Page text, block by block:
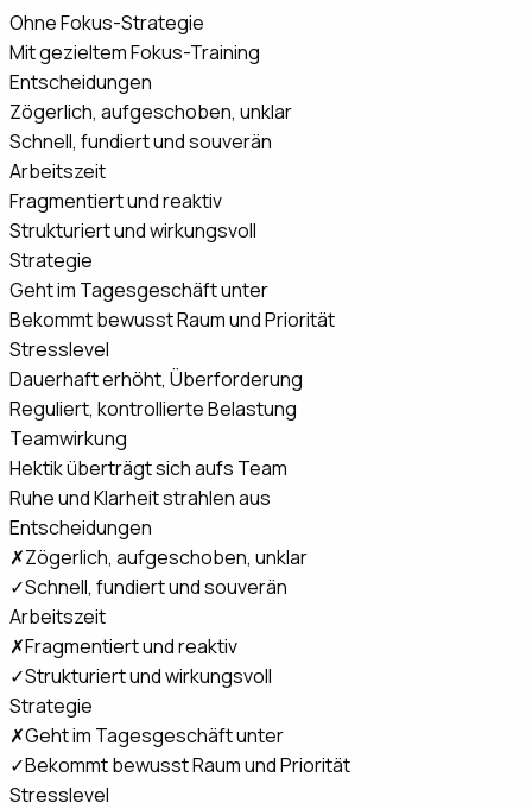
Ohne Fokus-Strategie
Mit gezieltem Fokus-Training
Entscheidungen
Zögerlich, aufgeschoben, unklar
Schnell, fundiert und souverän
Arbeitszeit
Fragmentiert und reaktiv
Strukturiert und wirkungsvoll
Strategie
Geht im Tagesgeschäft unter
Bekommt bewusst Raum und Priorität
Stresslevel
Dauerhaft erhöht, Überforderung
Reguliert, kontrollierte Belastung
Teamwirkung
Hektik überträgt sich aufs Team
Ruhe und Klarheit strahlen aus
Entscheidungen
✗Zögerlich, aufgeschoben, unklar
✓Schnell, fundiert und souverän
Arbeitszeit
✗Fragmentiert und reaktiv
✓Strukturiert und wirkungsvoll
Strategie
✗Geht im Tagesgeschäft unter
✓Bekommt bewusst Raum und Priorität
Stresslevel